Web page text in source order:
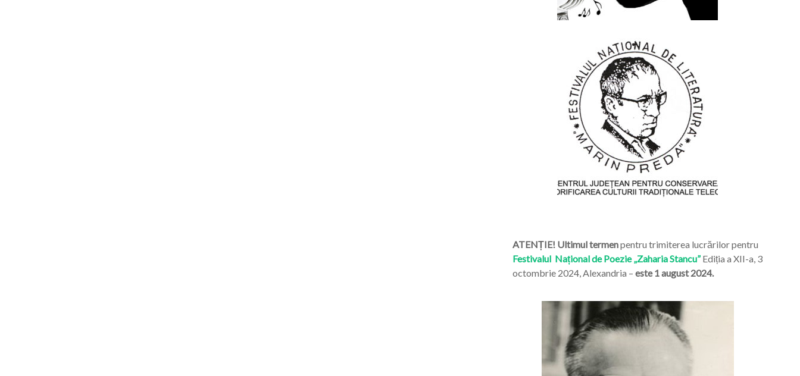
ATENȚIE! Ultimul termenpentru trimiterea lucrărilor pentru
Festivalul Național de Poezie „Zaharia Stancu” Ediția a XII-a, 3
octombrie 2024, Alexandria – este 1 august 2024.